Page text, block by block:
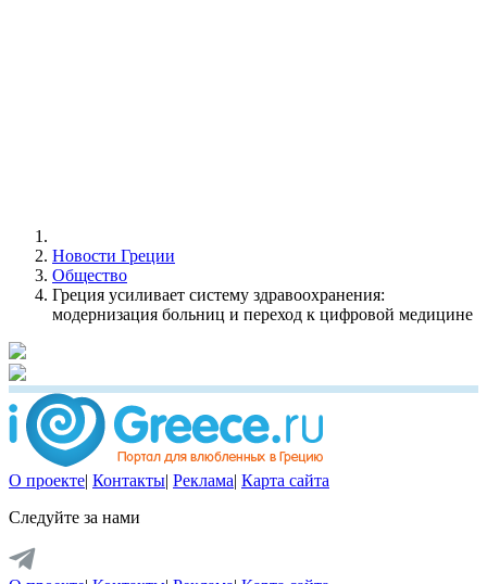
Новости Греции
Общество
Греция усиливает систему здравоохранения:
модернизация больниц и переход к цифровой медицине
О проекте| Контакты| Реклама| Карта сайта
Следуйте за нами